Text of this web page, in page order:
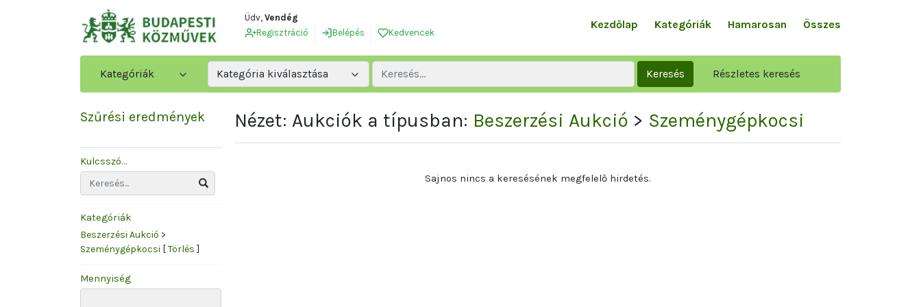
Üdv, Vendég
Regisztráció
Belépés Kedvencek
Kezdőlap Kategóriák Hamarosan Összes
Kategóriák Kategória kiválasztása Keresés Részletes keresés
Szűrési eredmények
Kulcsszó...
Kategóriák
Beszerzési Aukció >
Szeménygépkocsi [Törlés ]
Mennyiség
Nézet: Aukciók a típusban: Beszerzési Aukció > Szeménygépkocsi
Sajnos nincs a keresésének megfelelő hirdetés.